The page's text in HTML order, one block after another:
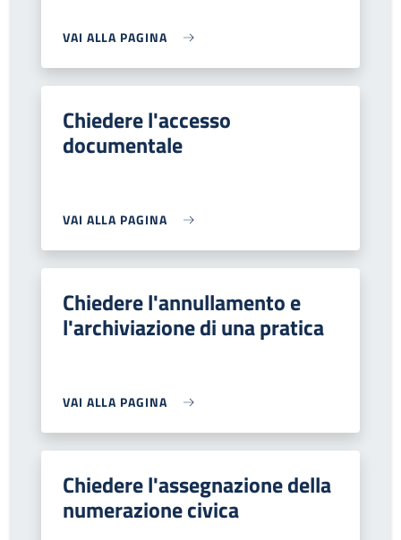
VAI ALLA PAGINA
Chiedere l'accesso
documentale
VAI ALLA PAGINA
Chiedere l'annullamento e
l'archiviazione di una pratica
VAI ALLA PAGINA
Chiedere l'assegnazione della
numerazione civica